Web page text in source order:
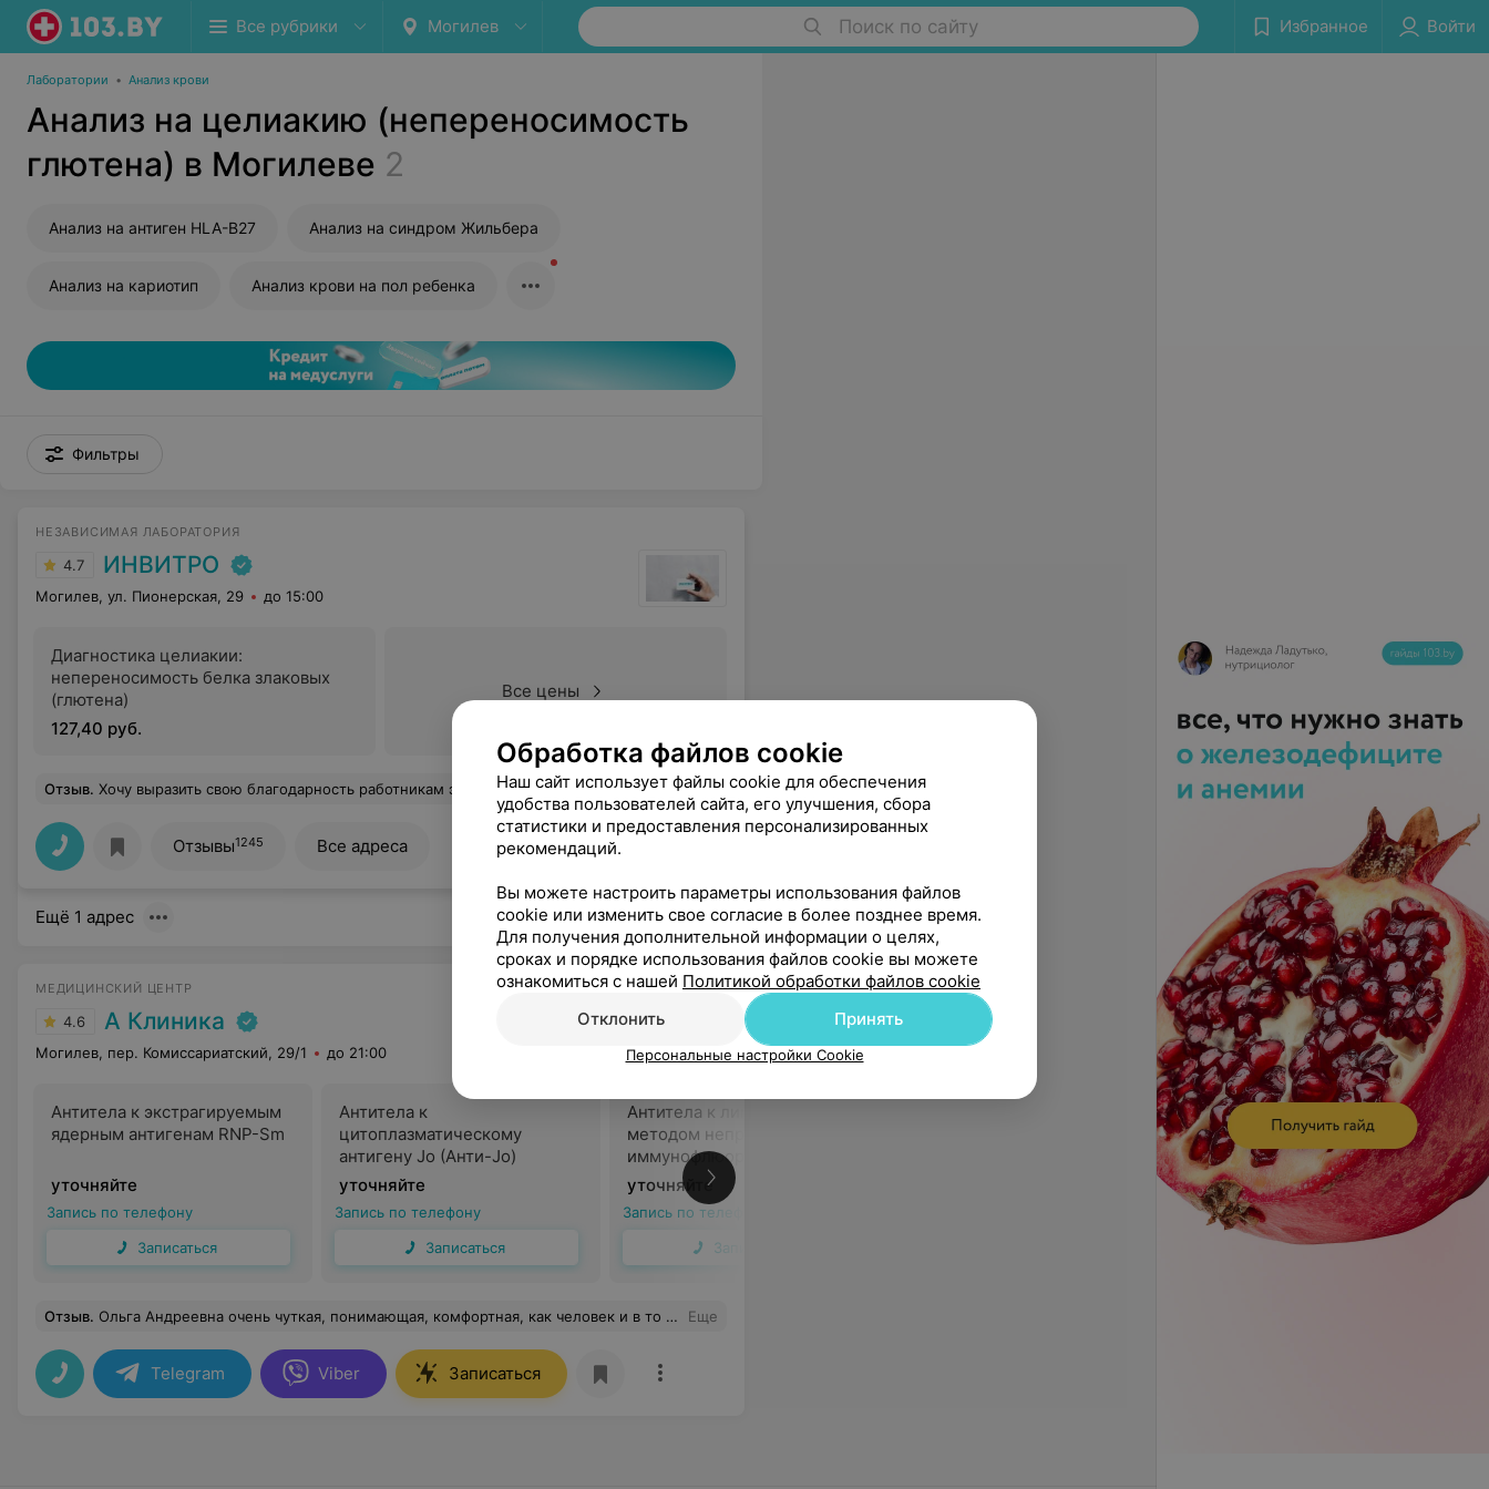
Все рубрики Могилев Поиск по сайту Избранное Войти
Лаборатории • Анализ крови
Анализ на целиакию (непереносимость
глютена) в Могилеве 2
Анализ на антиген HLA-B27 Анализ на синдром Жильбера
Анализ на кариотип Анализ крови на пол ребенка
Фильтры
НЕЗАВИСИМАЯ ЛАБОРАТОРИЯ
4.7 ИНВИТРО
Могилев, ул. Пионерская, 29 до 15:00
Диагностика целиакии:
непереносимость белка злаковых
(глютена)
127,40 руб.
Все цены
Отзыв. Хочу выразить свою благодарность работникам этой лаборатории. Посетила впервые. Очень порадовал тот факт, что есть сдача анализов и в субботу. Персонал очень чуткий, внимательный и ненавязчивый. Все понятно растолковывают. Результаты анализов были готовы в течении 2 суток, о чем я была проинформирована смс и результатами на электронную почту. Спасибо вам огромное! Еще
Отзывы1245 Все адреса
Ещё 1 адрес
МЕДИЦИНСКИЙ ЦЕНТР
4.6 А Клиника
Могилев, пер. Комиссариатский, 29/1 до 21:00
Антитела к экстрагируемым
ядерным антигенам RNP-Sm
уточняйте
Запись по телефону
Записаться
Антитела к
цитоплазматическому
антигену Jo (Анти-Jo)
уточняйте
Запись по телефону
Записаться
Антитела к лимфоцитам
методом непрямой
иммунофлюоресценции
уточняйте
Запись по телефону
Записаться
Отзыв. Ольга Андреевна очень чуткая, понимающая, комфортная, как человек и в то же время, это грамотный специалист, к ней всегда приятно приходить на прием. Понятным языком все объясняет, умеет найти подход к малышам, успокоить родителей (даже самых тревожных) и дать правильный алгоритм действий. Спасибо большое за Ваш труд и заботу о пациентах! Еще
Telegram Viber Записаться
Обработка файлов cookie
Наш сайт использует файлы cookie для обеспечения
удобства пользователей сайта, его улучшения, сбора
статистики и предоставления персонализированных
рекомендаций.
Вы можете настроить параметры использования файлов
cookie или изменить свое согласие в более позднее время.
Для получения дополнительной информации о целях,
сроках и порядке использования файлов cookie вы можете
ознакомиться с нашей Политикой обработки файлов cookie
Отклонить
Принять
Персональные настройки Cookie